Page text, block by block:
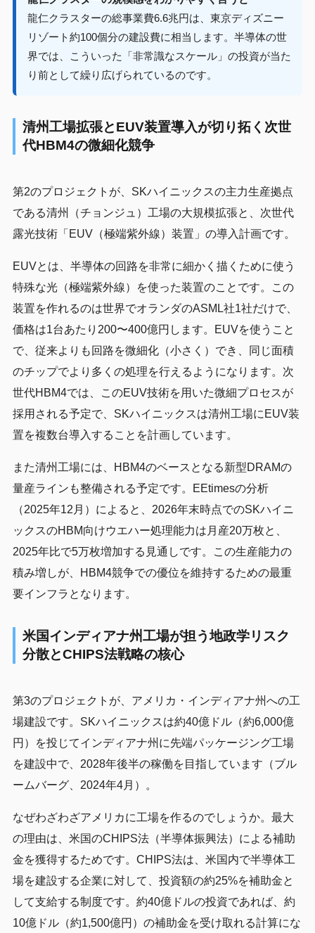
龍仁クラスターの総事業費6.6兆円は、東京ディズニー
リゾート約100個分の建設費に相当します。半導体の世
界では、こういった「非常識なスケール」の投資が当た
り前として繰り広げられているのです。
清州工場拡張とEUV装置導入が切り拓く次世
代HBM4の微細化競争
第2のプロジェクトが、SKハイニックスの主力生産拠点
である清州（チョンジュ）工場の大規模拡張と、次世代
露光技術「EUV（極端紫外線）装置」の導入計画です。
EUVとは、半導体の回路を非常に細かく描くために使う
特殊な光（極端紫外線）を使った装置のことです。この
装置を作れるのは世界でオランダのASML社1社だけで、
価格は1台あたり200〜400億円します。EUVを使うこと
で、従来よりも回路を微細化（小さく）でき、同じ面積
のチップでより多くの処理を行えるようになります。次
世代HBM4では、このEUV技術を用いた微細プロセスが
採用される予定で、SKハイニックスは清州工場にEUV装
置を複数台導入することを計画しています。
また清州工場には、HBM4のベースとなる新型DRAMの
量産ラインも整備される予定です。EEtimesの分析
（2025年12月）によると、2026年末時点でのSKハイニ
ックスのHBM向けウエハー処理能力は月産20万枚と、
2025年比で5万枚増加する見通しです。この生産能力の
積み増しが、HBM4競争での優位を維持するための最重
要インフラとなります。
米国インディアナ州工場が担う地政学リスク
分散とCHIPS法戦略の核心
第3のプロジェクトが、アメリカ・インディアナ州への工
場建設です。SKハイニックスは約40億ドル（約6,000億
円）を投じてインディアナ州に先端パッケージング工場
を建設中で、2028年後半の稼働を目指しています（ブル
ームバーグ、2024年4月）。
なぜわざわざアメリカに工場を作るのでしょうか。最大
の理由は、米国のCHIPS法（半導体振興法）による補助
金を獲得するためです。CHIPS法は、米国内で半導体工
場を建設する企業に対して、投資額の約25%を補助金と
して支給する制度です。約40億ドルの投資であれば、約
10億ドル（約1,500億円）の補助金を受け取れる計算にな